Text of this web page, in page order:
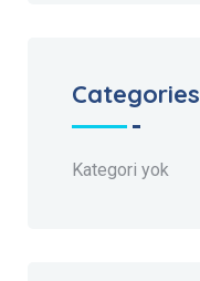
Categories
Kategori yok